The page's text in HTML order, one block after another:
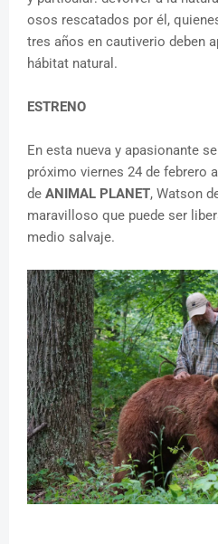
osos rescatados por él,
tres años en cautiverio deben
hábitat natural.
ESTRENO
En esta nueva y apasionante
próximo viernes 24 de febrero
de ANIMAL PLANET, Watson
maravilloso que puede ser
medio salvaje.